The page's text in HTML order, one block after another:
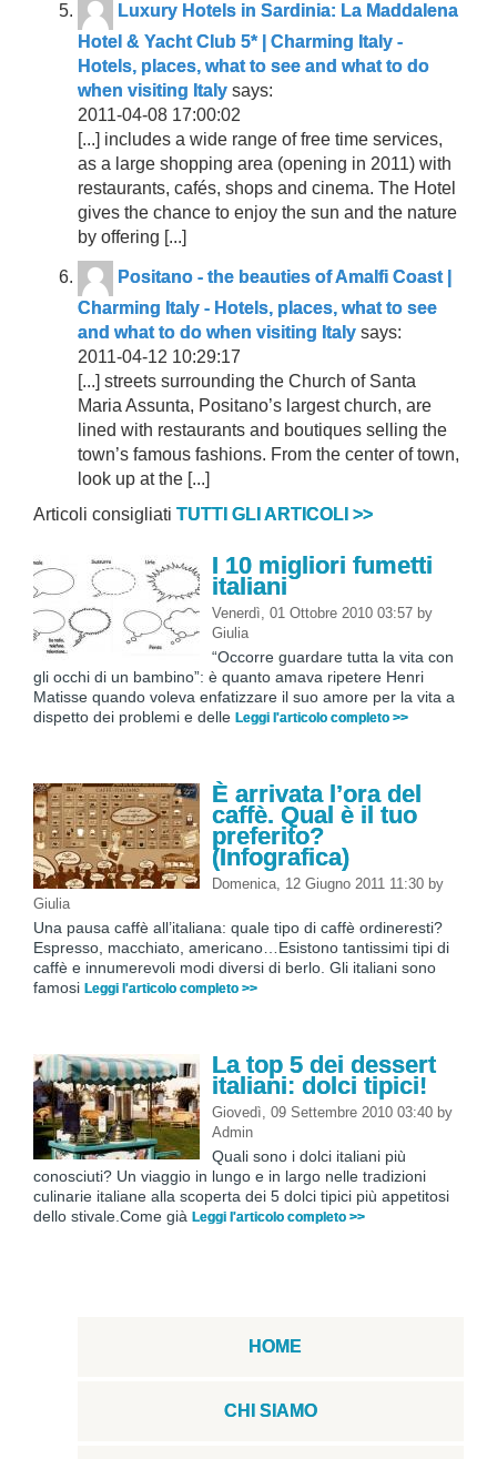
Luxury Hotels in Sardinia: La Maddalena
Hotel & Yacht Club 5* | Charming Italy -
Hotels, places, what to see and what to do
when visiting Italy says:
2011-04-08 17:00:02
[...] includes a wide range of free time services,
as a large shopping area (opening in 2011) with
restaurants, cafés, shops and cinema. The Hotel
gives the chance to enjoy the sun and the nature
by offering [...]
Positano - the beauties of Amalfi Coast |
Charming Italy - Hotels, places, what to see
and what to do when visiting Italy says:
2011-04-12 10:29:17
[...] streets surrounding the Church of Santa
Maria Assunta, Positano’s largest church, are
lined with restaurants and boutiques selling the
town’s famous fashions. From the center of town,
look up at the [...]
Articoli consigliati TUTTI GLI ARTICOLI >>
I 10 migliori fumetti
italiani
Venerdì, 01 Ottobre 2010 03:57 by
Giulia
“Occorre guardare tutta la vita con
gli occhi di un bambino”: è quanto amava ripetere Henri
Matisse quando voleva enfatizzare il suo amore per la vita a
dispetto dei problemi e delle Leggi l'articolo completo >>
È arrivata l’ora del
caffè. Qual è il tuo
preferito?
(Infografica)
Domenica, 12 Giugno 2011 11:30 by
Giulia
Una pausa caffè all’italiana: quale tipo di caffè ordineresti?
Espresso, macchiato, americano…Esistono tantissimi tipi di
caffè e innumerevoli modi diversi di berlo. Gli italiani sono
famosi Leggi l'articolo completo >>
La top 5 dei dessert
italiani: dolci tipici!
Giovedì, 09 Settembre 2010 03:40 by
Admin
Quali sono i dolci italiani più
conosciuti? Un viaggio in lungo e in largo nelle tradizioni
culinarie italiane alla scoperta dei 5 dolci tipici più appetitosi
dello stivale.Come già Leggi l'articolo completo >>
HOME
CHI SIAMO